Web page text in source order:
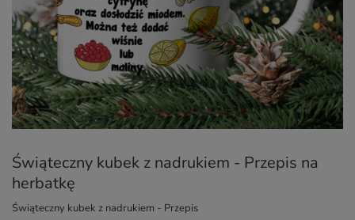
Świąteczny kubek z nadrukiem - Przepis na
herbatkę
Świąteczny kubek z nadrukiem - Przepis